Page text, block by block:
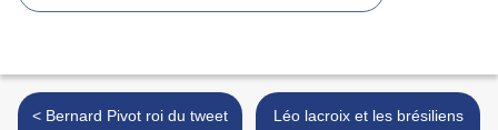
< Bernard Pivot roi du tweet
Léo lacroix et les brésiliens